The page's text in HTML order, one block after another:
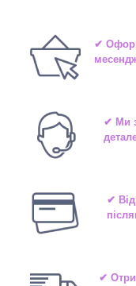
✔
✔ Ми
✔
✔